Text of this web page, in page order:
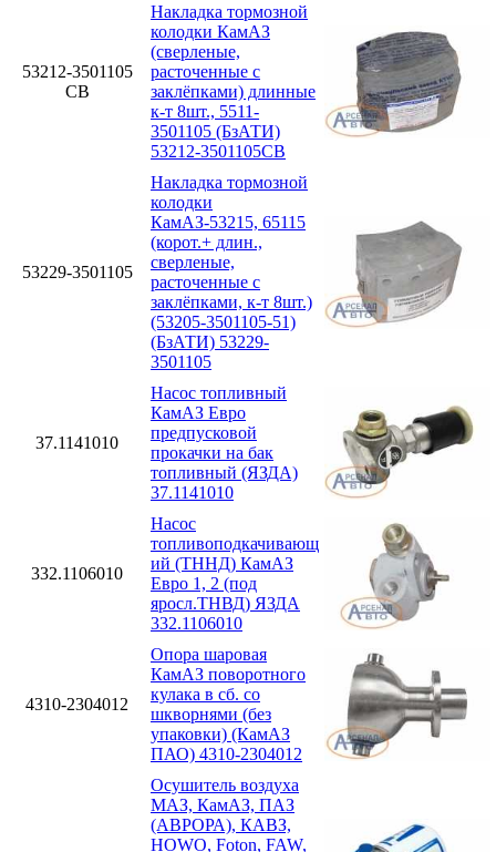
53212-3501105
СВ
Накладка тормозной
колодки КамАЗ
(сверленые,
расточенные с
заклёпками) длинные
к-т 8шт., 5511-
3501105 (БзАТИ)
53212-3501105СВ
53229-3501105
Накладка тормозной
колодки
КамАЗ-53215, 65115
(корот.+ длин.,
сверленые,
расточенные с
заклёпками, к-т 8шт.)
(53205-3501105-51)
(БзАТИ) 53229-
3501105
37.1141010
Насос топливный
КамАЗ Евро
предпусковой
прокачки на бак
топливный (ЯЗДА)
37.1141010
332.1106010
Насос
топливоподкачивающ
ий (ТННД) КамАЗ
Евро 1, 2 (под
яросл.ТНВД) ЯЗДА
332.1106010
4310-2304012
Опора шаровая
КамАЗ поворотного
кулака в сб. со
шкворнями (без
упаковки) (КамАЗ
ПАО) 4310-2304012
Осушитель воздуха
МАЗ, КамАЗ, ПАЗ
(АВРОРА), КАВЗ,
HOWO, Foton, FAW,